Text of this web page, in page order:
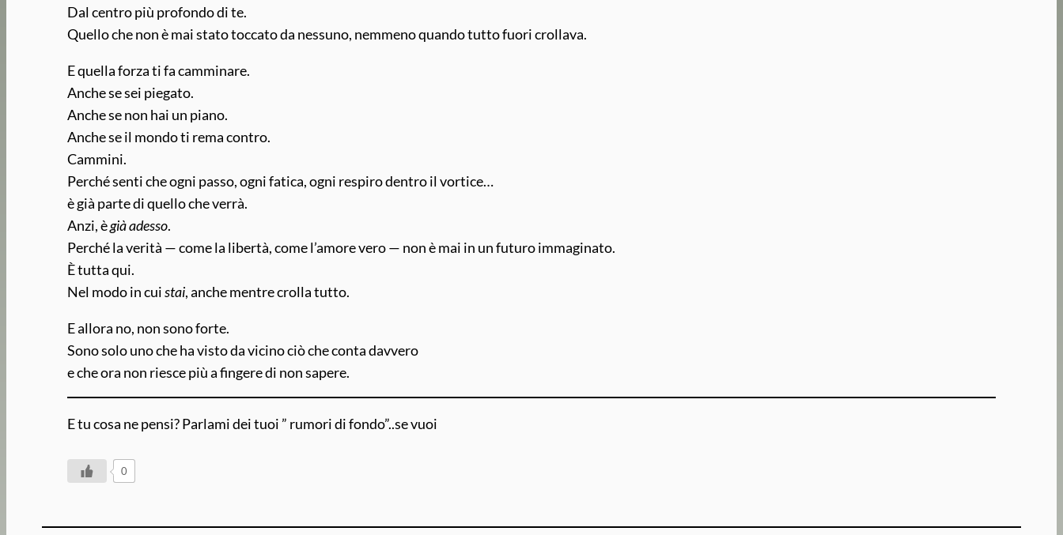
Dal centro più profondo di te.
Quello che non è mai stato toccato da nessuno, nemmeno quando tutto fuori crollava.
E quella forza ti fa camminare.
Anche se sei piegato.
Anche se non hai un piano.
Anche se il mondo ti rema contro.
Cammini.
Perché senti che ogni passo, ogni fatica, ogni respiro dentro il vortice…
è già parte di quello che verrà.
Anzi, ègià adesso.
Perché la verità — come la libertà, come l’amore vero — non è mai in un futuro immaginato.
È tutta qui.
Nel modo in cuistai, anche mentre crolla tutto.
E allora no, non sono forte.
Sono solo uno che ha visto da vicino ciò che conta davvero
e che ora non riesce più a fingere di non sapere.
E tu cosa ne pensi? Parlami dei tuoi ” rumori di fondo”..se vuoi
0